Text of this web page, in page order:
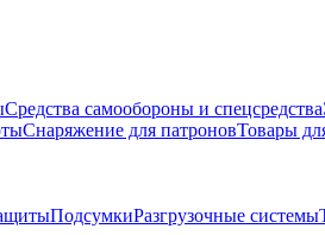
Средства самообороны и спецсредства
Снаряжение для патроновТовары
ПодсумкиРазгрузочные системы